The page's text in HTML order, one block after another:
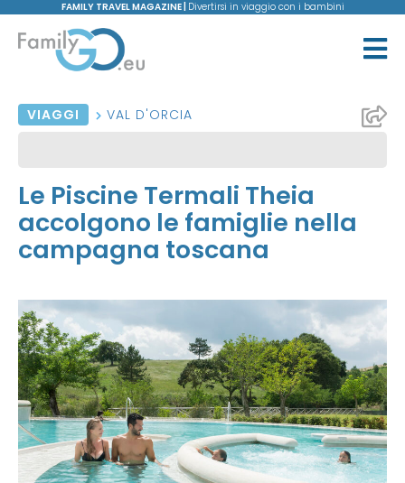
FAMILY TRAVEL MAGAZINE | Divertirsi in viaggio con i bambini
VIAGGI VAL D'ORCIA
Le Piscine Termali Theia
accolgono le famiglie nella
campagna toscana